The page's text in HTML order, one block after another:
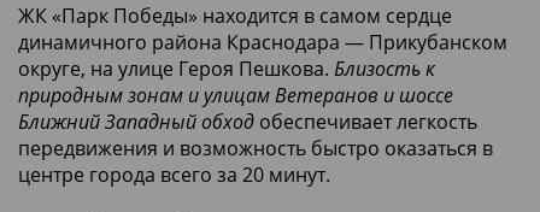
ЖК «Парк Победы» находится в самом сердце
динамичного района Краснодара — Прикубанском
округе, на улице Героя Пешкова. Близость к
природным зонам и улицам Ветеранов и шоссе
Ближний Западный обход обеспечивает легкость
передвижения и возможность быстро оказаться в
центре города всего за 20 минут.